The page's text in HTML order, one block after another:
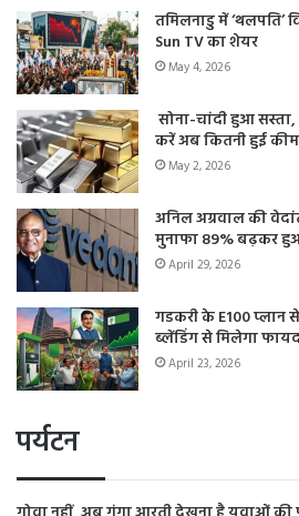
तमिलनाडु में ‘थलपति’
Sun TV का शेयर
May 4, 2026
सोना-चांदी हुआ
करें अब कितनी हुई
May 2, 2026
अनिल अग्रवाल की
मुनाफा 89% बढ़कर
April 29, 2026
गडकरी के E100 प्लान
ब्लेंडिंग से मिलेगा
April 23, 2026
पर्यटन